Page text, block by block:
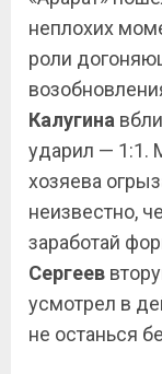
неплохих
роли
Калугина
ударил — 1:1.
хозяева
неизвестно,
заработай
Сергеев
усмотрел в
не останься